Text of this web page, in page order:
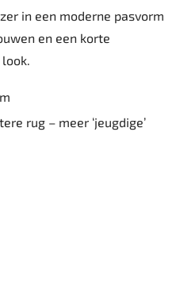
in een moderne pasvorm
en een korte
rug – meer ‘jeugdige’